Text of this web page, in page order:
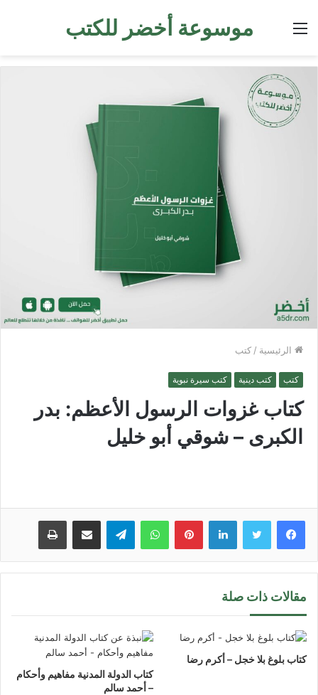
موسوعة أخضر للكتب القائمة
الرئيسية / كتب
كتب كتب دينية كتب سيرة نبوية
كتاب غزوات الرسول الأعظم: بدر
الكبرى – شوقي أبو خليل
لينكدإن بينتيريستواتساب تيلقرام مشاركة عبر البريد طباعة
مقالات ذات صلة
كتاب بلوغ بلا خجل – أكرم رضا
كتاب الدولة المدنية مفاهيم وأحكام
– أحمد سالم